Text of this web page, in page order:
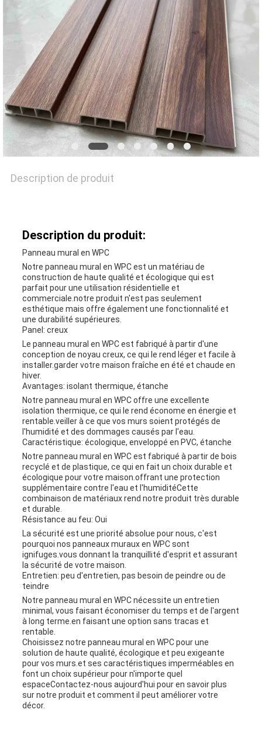
CITATION
PLAN
DU
SITE
PRIVACY
POLICY
Description de produit
Description du produit:
Panneau mural en WPC
Notre panneau mural en WPC est un matériau de
construction de haute qualité et écologique qui est
parfait pour une utilisation résidentielle et
commerciale.notre produit n'est pas seulement
esthétique mais offre également une fonctionnalité et
une durabilité supérieures.
Panel: creux
Le panneau mural en WPC est fabriqué à partir d'une
conception de noyau creux, ce qui le rend léger et facile à
installer.garder votre maison fraîche en été et chaude en
hiver.
Avantages: isolant thermique, étanche
Notre panneau mural en WPC offre une excellente
isolation thermique, ce qui le rend économe en énergie et
rentable.veiller à ce que vos murs soient protégés de
l'humidité et des dommages causés par l'eau.
Caractéristique: écologique, enveloppé en PVC, étanche
Notre panneau mural en WPC est fabriqué à partir de bois
recyclé et de plastique, ce qui en fait un choix durable et
écologique pour votre maison.offrant une protection
supplémentaire contre l'eau et l'humiditéCette
combinaison de matériaux rend notre produit très durable
et durable.
Résistance au feu: Oui
La sécurité est une priorité absolue pour nous, c'est
pourquoi nos panneaux muraux en WPC sont
ignifuges.vous donnant la tranquillité d'esprit et assurant
la sécurité de votre maison.
Entretien: peu d'entretien, pas besoin de peindre ou de
teindre
Notre panneau mural en WPC nécessite un entretien
minimal, vous faisant économiser du temps et de l'argent
à long terme.en faisant une option sans tracas et
rentable.
Choisissez notre panneau mural en WPC pour une
solution de haute qualité, écologique et peu exigeante
pour vos murs.et ses caractéristiques imperméables en
font un choix supérieur pour n'importe quel
espaceContactez-nous aujourd'hui pour en savoir plus
sur notre produit et comment il peut améliorer votre
décor.